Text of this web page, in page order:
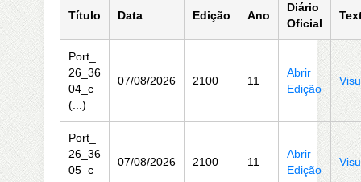
Título Data Edição Ano
Diário
Oficial
Port_
26_36
04_c
(...)
07/08/2026 2100 11
Abrir
Edição
Port_
26_36
05_c
07/08/2026 2100 11
Abrir
Edição